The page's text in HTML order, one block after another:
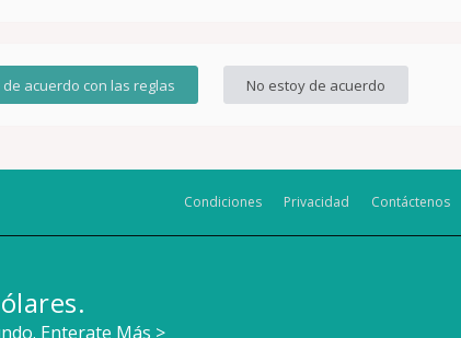
Contáctenos
Privacidad
Condiciones
Enterate Más >